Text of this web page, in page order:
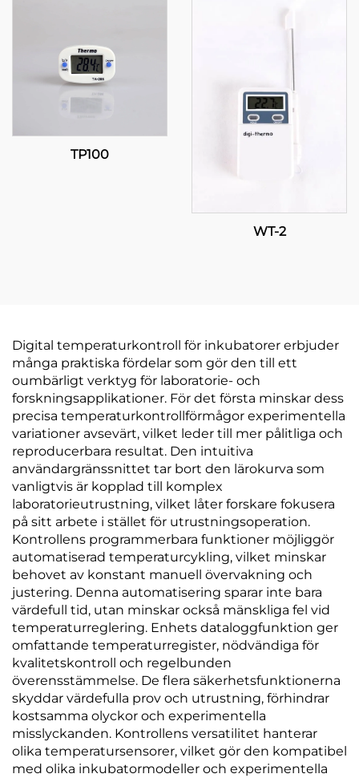
TP100
WT-2
Digital temperaturkontroll för inkubatorer erbjuder
många praktiska fördelar som gör den till ett
oumbärligt verktyg för laboratorie- och
forskningsapplikationer. För det första minskar dess
precisa temperaturkontrollförmågor experimentella
variationer avsevärt, vilket leder till mer pålitliga och
reproducerbara resultat. Den intuitiva
användargränssnittet tar bort den lärokurva som
vanligtvis är kopplad till komplex
laboratorieutrustning, vilket låter forskare fokusera
på sitt arbete i stället för utrustningsoperation.
Kontrollens programmerbara funktioner möjliggör
automatiserad temperaturcykling, vilket minskar
behovet av konstant manuell övervakning och
justering. Denna automatisering sparar inte bara
värdefull tid, utan minskar också mänskliga fel vid
temperaturreglering. Enhets dataloggfunktion ger
omfattande temperaturregister, nödvändiga för
kvalitetskontroll och regelbunden
överensstämmelse. De flera säkerhetsfunktionerna
skyddar värdefulla prov och utrustning, förhindrar
kostsamma olyckor och experimentella
misslyckanden. Kontrollens versatilitet hanterar
olika temperatursensorer, vilket gör den kompatibel
med olika inkubatormodeller och experimentella